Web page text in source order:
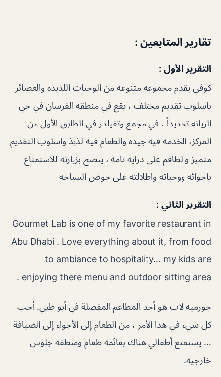
تقارير المتابعين :
التقرير الأول :
كوفي يقدم مجموعه متنوعه من الوجبات اللذيذه والعصائر
باسلوب تقديم مختلف ، يقع في منطقه الفرسان في حي
الريانه تحديداً ، في مجمع وتفيلدز في الطابق الأول من
المركز، الخدمه فيه جيده والطعام فيه لذيذ واسلوب التقديم
متميز والطاقم على درايه تامه ، ينصح بزيارته للاستمتاع
باجوائه ووجباته واطلالته على حوض السباحه
التقرير الثاني :
Gourmet Lab is one of my favorite restaurant in
Abu Dhabi . Love everything about it, from food
to ambiance to hospitality… my kids are
enjoying there menu and outdoor sitting area .
جورميه لاب هو أحد المطاعم المفضلة في أبو ظبي. أحب
كل شيء في هذا الأمر ، من الطعام إلى الأجواء إلى الضيافة
… يستمتع أطفالي هناك بقائمة طعام ومنطقة جلوس
خارجية.